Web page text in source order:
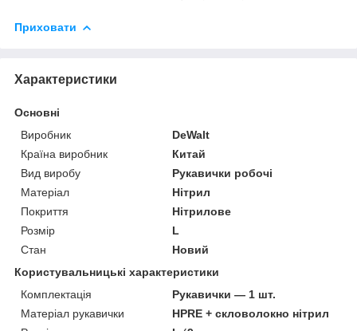
Приховати
Характеристики
Основні
Виробник
DeWalt
Країна виробник
Китай
Вид виробу
Рукавички робочі
Матеріал
Нітрил
Покриття
Нітрилове
Розмір
L
Стан
Новий
Користувальницькі характеристики
Комплектація
Рукавички — 1 шт.
Матеріал рукавички
HPRE + скловолокно нітрил